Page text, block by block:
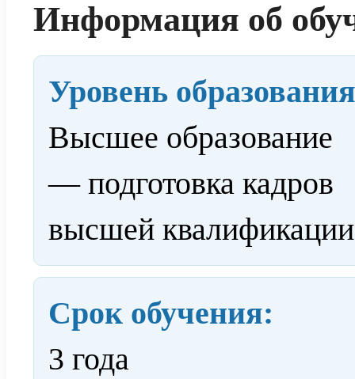
Информация об
Уровень
Высшее образование
— подготовка кадров
высшей квалификации
Срок обучения:
3 года